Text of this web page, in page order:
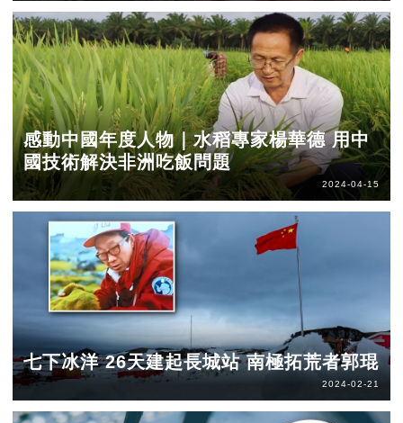
感動中國年度人物｜水稻專家楊華德 用中
國技術解決非洲吃飯問題
2024-04-15
七下冰洋 26天建起長城站 南極拓荒者郭琨
2024-02-21